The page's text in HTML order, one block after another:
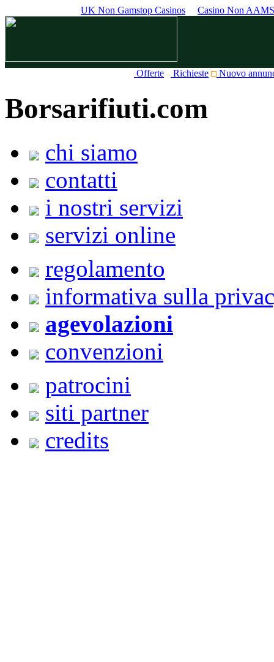
UK Non Gamstop Casinos Casino Non AAMS
Offerte Richieste Nuovo
Borsarifiuti.com
chi siamo
contatti
i nostri servizi
servizi online
regolamento
informativa sulla
agevolazioni
convenzioni
patrocini
siti partner
credits